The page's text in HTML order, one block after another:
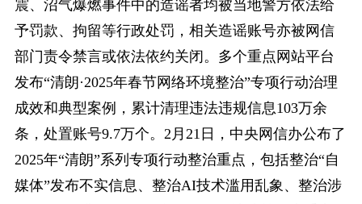
震、沼气爆燃事件中的造谣者均被当地警方依法给
予罚款、拘留等行政处罚，相关造谣账号亦被网信
部门责令禁言或依法依约关闭。多个重点网站平台
发布“清朗·2025年春节网络环境整治”专项行动治理
成效和典型案例，累计清理违法违规信息103万余
条，处置账号9.7万个。2月21日，中央网信办公布了
2025年“清朗”系列专项行动整治重点，包括整治“自
媒体”发布不实信息、整治AI技术滥用乱象、整治涉